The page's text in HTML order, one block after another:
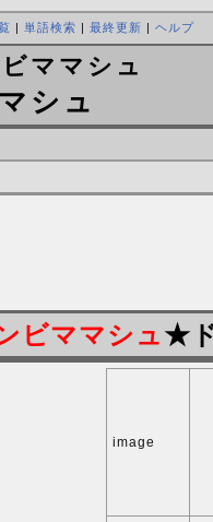
| 単語検索 | 最終更新 | ヘルプ
ママシュ
シュ
ビママシュ★
image